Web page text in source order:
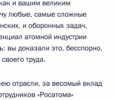
и вашим великим
любые, самые сложные
и оборонных задач,
атомной индустрии
вы доказали это, бесспорно,
труда.
отрасли, за весомый вклад
«Росатома»